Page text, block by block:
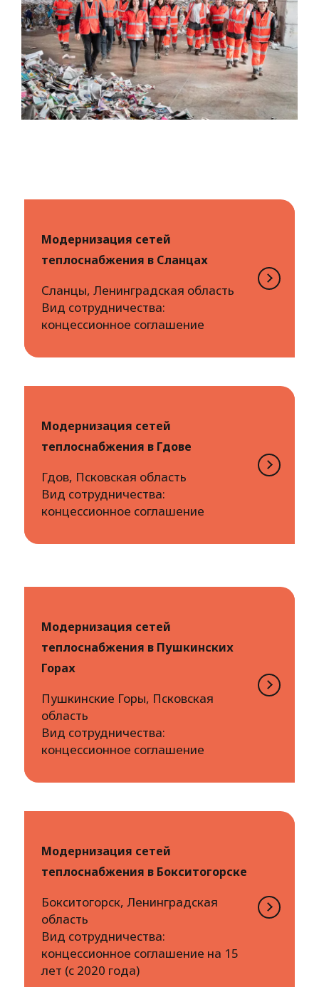
Модернизация сетей
теплоснабжения в Сланцах
Сланцы, Ленинградская область
Вид сотрудничества:
концессионное соглашение
Модернизация сетей
теплоснабжения в Гдове
Гдов, Псковская область
Вид сотрудничества:
концессионное соглашение
Модернизация сетей
теплоснабжения в Пушкинских
Горах
Пушкинские Горы, Псковская
область
Вид сотрудничества:
концессионное соглашение
Модернизация сетей
теплоснабжения в Бокситогорске
Бокситогорск, Ленинградская
область
Вид сотрудничества:
концессионное соглашение на 15
лет (с 2020 года)